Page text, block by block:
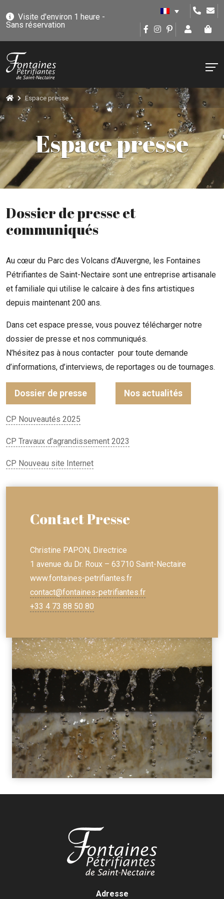
Visite d'environ 1 heure -
Sans réservation
Espace presse
Espace presse
Dossier de presse et
communiqués
Au cœur du Parc des Volcans d’Auvergne, les Fontaines
Pétrifiantes de Saint-Nectaire sont une entreprise artisanale
et familiale qui utilise le calcaire à des fins artistiques
depuis maintenant 200 ans.
Dans cet espace presse, vous pouvez télécharger notre
dossier de presse et nos communiqués.
N’hésitez pas à nous contacter pour toute demande
d’informations, d’interviews, de reportages ou de tournages.
Dossier de presse Nos actualités
CP Nouveautés 2025
CP Travaux d’agrandissement 2023
CP Nouveau site Internet
Contact Presse
Christine PAPON, Directrice
1 avenue du Dr. Roux – 63710 Saint-Nectaire
www.fontaines-petrifiantes.fr
contact@fontaines-petrifiantes.fr
+33 4 73 88 50 80
Adresse